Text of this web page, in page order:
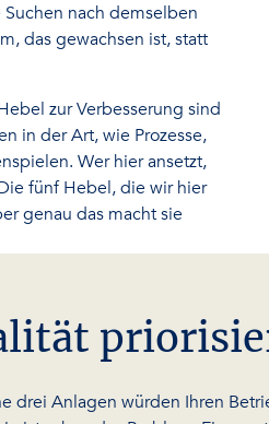
nach demselben
das gewachsen ist, statt
zur Verbesserung sind
in der Art, wie Prozesse,
Wer hier ansetzt,
fünf Hebel, die wir hier
genau das macht sie
drei Anlagen würden Ihren